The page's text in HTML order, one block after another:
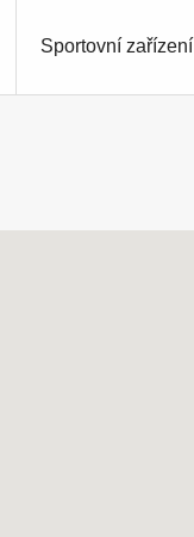
Sportovní zařízení